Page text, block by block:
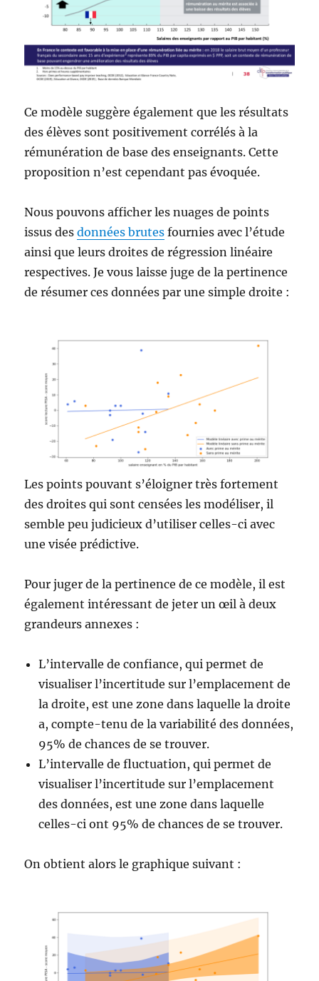
Ce modèle suggère également que les résultats
des élèves sont positivement corrélés à la
rémunération de base des enseignants. Cette
proposition n’est cependant pas évoquée.
Nous pouvons afficher les nuages de points
issus desdonnées brutes fournies avec l’étude
ainsi que leurs droites de régression linéaire
respectives. Je vous laisse juge de la pertinence
de résumer ces données par une simple droite :
Les points pouvant s’éloigner très fortement
des droites qui sont censées les modéliser, il
semble peu judicieux d’utiliser celles-ci avec
une visée prédictive.
Pour juger de la pertinence de ce modèle, il est
également intéressant de jeter un œil à deux
grandeurs annexes :
L’intervalle de confiance, qui permet de
visualiser l’incertitude sur l’emplacement de
la droite, est une zone dans laquelle la droite
a, compte-tenu de la variabilité des données,
95% de chances de se trouver.
L’intervalle de fluctuation, qui permet de
visualiser l’incertitude sur l’emplacement
des données, est une zone dans laquelle
celles-ci ont 95% de chances de se trouver.
On obtient alors le graphique suivant :